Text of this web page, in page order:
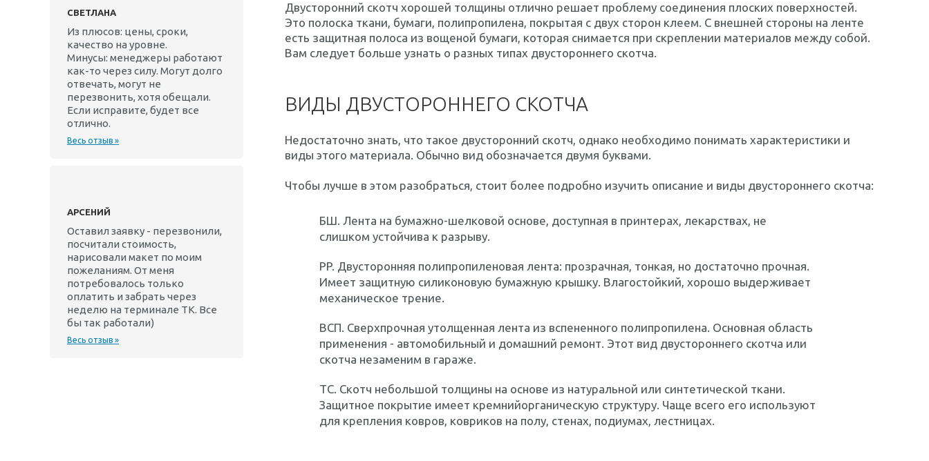
СВЕТЛАНА
Из плюсов: цены, сроки,
качество на уровне.
Минусы: менеджеры работают
как-то через силу. Могут долго
отвечать, могут не
перезвонить, хотя обещали.
Если исправите, будет все
отлично.
Весь отзыв »
АРСЕНИЙ
Оставил заявку - перезвонили,
посчитали стоимость,
нарисовали макет по моим
пожеланиям. От меня
потребовалось только
оплатить и забрать через
неделю на терминале ТК. Все
бы так работали)
Весь отзыв »
Двусторонний скотч хорошей толщины отлично решает проблему соединения плоских поверхностей.
Это полоска ткани, бумаги, полипропилена, покрытая с двух сторон клеем. С внешней стороны на ленте
есть защитная полоса из вощеной бумаги, которая снимается при скреплении материалов между собой.
Вам следует больше узнать о разных типах двустороннего скотча.
ВИДЫ ДВУСТОРОННЕГО СКОТЧА
Недостаточно знать, что такое двусторонний скотч, однако необходимо понимать характеристики и
виды этого материала. Обычно вид обозначается двумя буквами.
Чтобы лучше в этом разобраться, стоит более подробно изучить описание и виды двустороннего скотча:
БШ. Лента на бумажно-шелковой основе, доступная в принтерах, лекарствах, не
слишком устойчива к разрыву.
PP. Двусторонняя полипропиленовая лента: прозрачная, тонкая, но достаточно прочная.
Имеет защитную силиконовую бумажную крышку. Влагостойкий, хорошо выдерживает
механическое трение.
ВСП. Сверхпрочная утолщенная лента из вспененного полипропилена. Основная область
применения - автомобильный и домашний ремонт. Этот вид двустороннего скотча или
скотча незаменим в гараже.
TC. Скотч небольшой толщины на основе из натуральной или синтетической ткани.
Защитное покрытие имеет кремнийорганическую структуру. Чаще всего его используют
для крепления ковров, ковриков на полу, стенах, подиумах, лестницах.